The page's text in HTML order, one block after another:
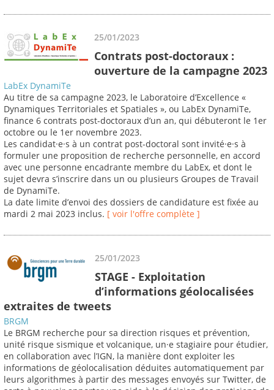
25/01/2023
Contrats post-doctoraux :
ouverture de la campagne 2023
LabEx DynamiTe
Au titre de sa campagne 2023, le Laboratoire d’Excellence «
Dynamiques Territoriales et Spatiales », ou LabEx DynamiTe,
finance 6 contrats post-doctoraux d’un an, qui débuteront le 1er
octobre ou le 1er novembre 2023.
Les candidat·e·s à un contrat post-doctoral sont invité·e·s à
formuler une proposition de recherche personnelle, en accord
avec une personne encadrante membre du LabEx, et dont le
sujet devra s’inscrire dans un ou plusieurs Groupes de Travail
de DynamiTe.
La date limite d’envoi des dossiers de candidature est fixée au
mardi 2 mai 2023 inclus. [ voir l'offre complète ]
25/01/2023
STAGE - Exploitation
d’informations géolocalisées
extraites de tweets
BRGM
Le BRGM recherche pour sa direction risques et prévention,
unité risque sismique et volcanique, un·e stagiaire pour étudier,
en collaboration avec l’IGN, la manière dont exploiter les
informations de géolocalisation déduites automatiquement par
leurs algorithmes à partir des messages envoyés sur Twitter, de